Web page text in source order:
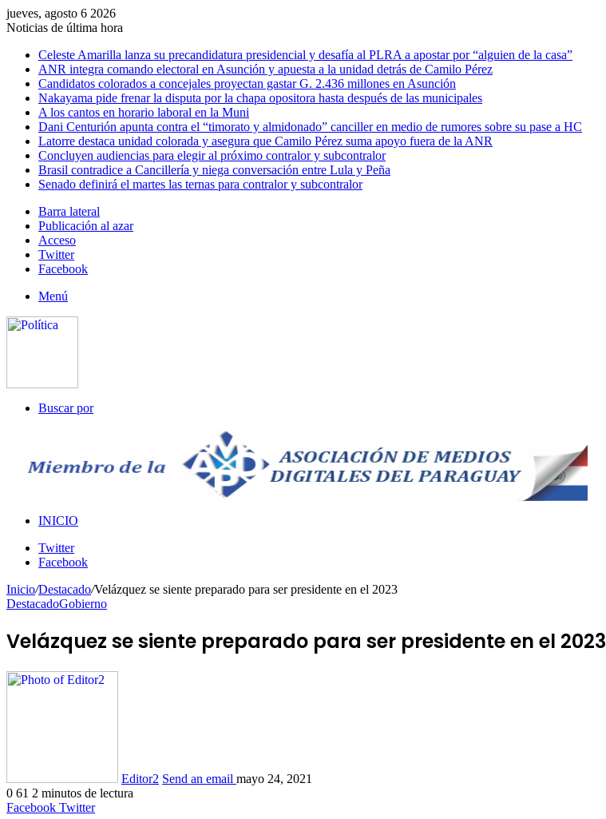
jueves, agosto 6 2026
Noticias de última hora
Celeste Amarilla lanza su precandidatura presidencial y desafía al PLRA a apostar por “alguien de la casa”
ANR integra comando electoral en Asunción y apuesta a la unidad detrás de Camilo Pérez
Candidatos colorados a concejales proyectan gastar G. 2.436 millones en Asunción
Nakayama pide frenar la disputa por la chapa opositora hasta después de las municipales
A los cantos en horario laboral en la Muni
Dani Centurión apunta contra el “timorato y almidonado” canciller en medio de rumores sobre su pase a HC
Latorre destaca unidad colorada y asegura que Camilo Pérez suma apoyo fuera de la ANR
Concluyen audiencias para elegir al próximo contralor y subcontralor
Brasil contradice a Cancillería y niega conversación entre Lula y Peña
Senado definirá el martes las ternas para contralor y subcontralor
Barra lateral
Publicación al azar
Acceso
Twitter
Facebook
Menú
Buscar por
INICIO
Twitter
Facebook
Inicio/Destacado/Velázquez se siente preparado para ser presidente en el 2023
DestacadoGobierno
Velázquez se siente preparado para ser presidente en el 2023
Editor2 Send an email mayo 24, 2021
0 61 2 minutos de lectura
Facebook Twitter